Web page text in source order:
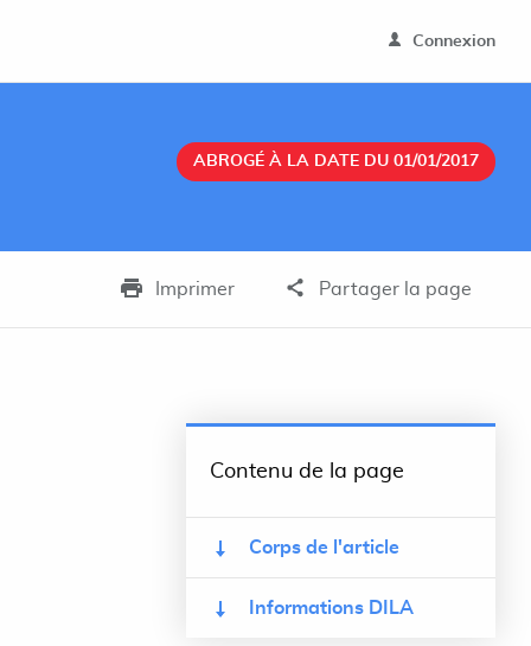
Connexion
ABROGÉ À LA DATE DU 01/01/2017
Imprimer Partager la page
Contenu de la page
Corps de l'article
Informations DILA